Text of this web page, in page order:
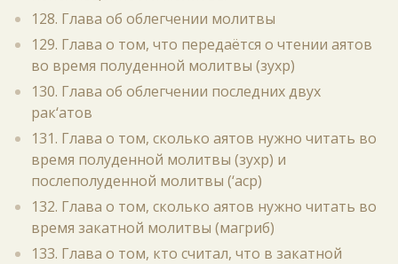
128. Глава об облегчении молитвы
129. Глава о том, что передаётся о чтении аятов
во время полуденной молитвы (зухр)
130. Глава об облегчении последних двух
рак‘атов
131. Глава о том, сколько аятов нужно читать во
время полуденной молитвы (зухр) и
послеполуденной молитвы (‘аср)
132. Глава о том, сколько аятов нужно читать во
время закатной молитвы (магриб)
133. Глава о том, кто считал, что в закатной